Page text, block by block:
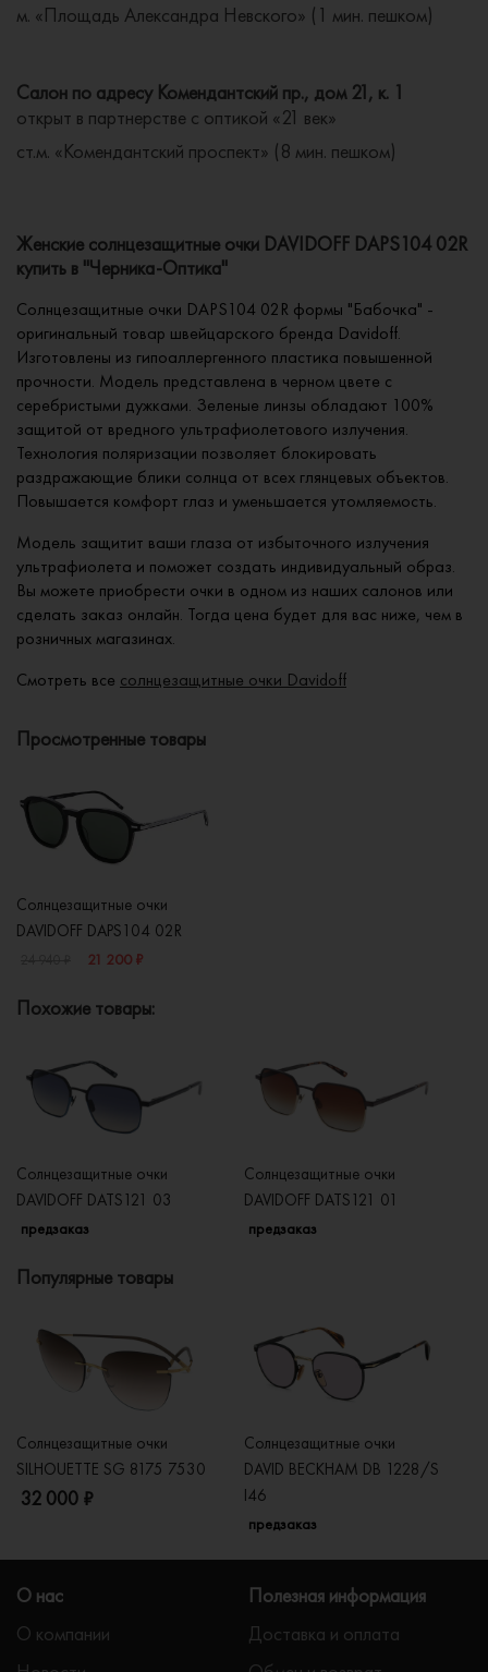
м. «Площадь Александра Невского» (1 мин. пешком)
Салон по адресу Комендантский пр., дом 21, к. 1
открыт в партнерстве с оптикой «21 век»
ст.м. «Комендантский проспект» (8 мин. пешком)
Женские солнцезащитные очки DAVIDOFF DAPS104 02R
купить в "Черника-Оптика"
Солнцезащитные очки DAPS104 02R формы "Бабочка" -
оригинальный товар швейцарского бренда Davidoff.
Изготовлены из гипоаллергенного пластика повышенной
прочности. Модель представлена в черном цвете с
серебристыми дужками. Зеленые линзы обладают 100%
защитой от вредного ультрафиолетового излучения.
Технология поляризации позволяет блокировать
раздражающие блики солнца от всех глянцевых объектов.
Повышается комфорт глаз и уменьшается утомляемость.
Модель защитит ваши глаза от избыточного излучения
ультрафиолета и поможет создать индивидуальный образ.
Вы можете приобрести очки в одном из наших салонов или
сделать заказ онлайн. Тогда цена будет для вас ниже, чем в
розничных магазинах.
Смотреть все солнцезащитные очки Davidoff
Просмотренные товары
Солнцезащитные очки
DAVIDOFF DAPS104 02R
21 200 ₽
Похожие товары:
Солнцезащитные очки
DAVIDOFF DATS121 03
предзаказ
Солнцезащитные очки
DAVIDOFF DATS121 01
предзаказ
Популярные товары
Солнцезащитные очки
SILHOUETTE SG 8175 7530
32 000 ₽
Солнцезащитные очки
DAVID BECKHAM DB 1228/S
I46
предзаказ
О нас
О компании
Полезная информация
Доставка и оплата